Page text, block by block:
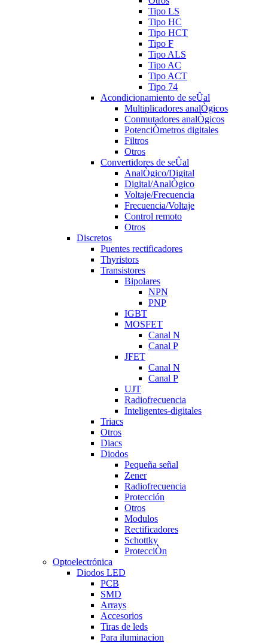
Tipo LS
Tipo HC
Tipo HCT
Tipo F
Tipo ALS
Tipo AC
Tipo ACT
Tipo 74
Acondicionamiento de seÛal
Multiplicadores analÒgicos
Conmutadores analÒgicos
PotenciÒmetros digitales
Filtros
Otros
Convertidores de seÛal
AnalÒgico/Digital
Digital/AnalÒgico
Voltaje/Frecuencia
Frecuencia/Voltaje
Control remoto
Otros
Discretos
Puentes rectificadores
Thyristors
Transistores
Bipolares
NPN
PNP
IGBT
MOSFET
Canal N
Canal P
JFET
Canal N
Canal P
UJT
Radiofrecuencia
Inteligentes-digitales
Triacs
Otros
Diacs
Diodos
Pequeña señal
Zener
Radiofrecuencia
Protección
Otros
Modulos
Rectificadores
Schottky
ProtecciÒn
Optoelectrónica
Diodos LED
PCB
SMD
Arrays
Accesorios
Tiras de leds
Para iluminacion